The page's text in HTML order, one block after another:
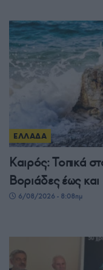
ΕΛΛΑΔΑ
Καιρός: Τοπικά
Βοριάδες έως
6/08/2026 - 8:08πμ